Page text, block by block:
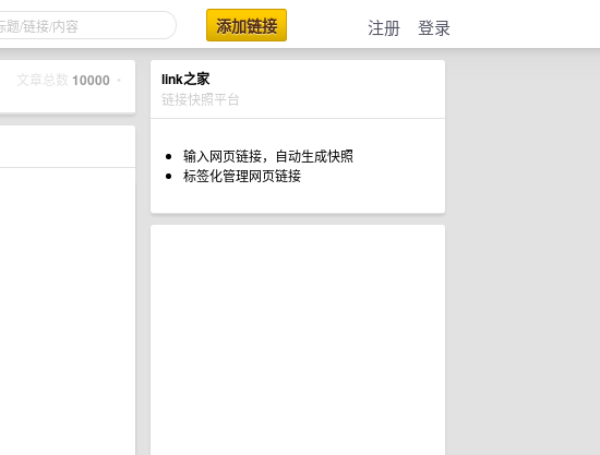
添加链接 注册 登录
link之家
链接快照平台
输入网页链接，自动生成快照
标签化管理网页链接
文章总数 10000 •